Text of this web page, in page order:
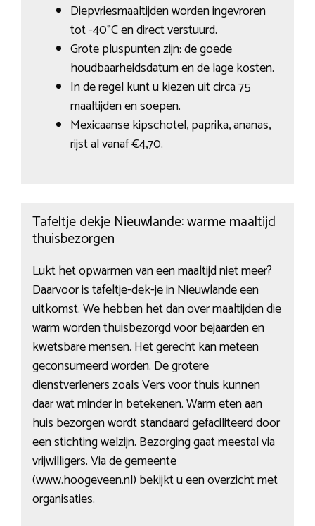
Diepvriesmaaltijden worden ingevroren
tot -40°C en direct verstuurd.
Grote pluspunten zijn: de goede
houdbaarheidsdatum en de lage kosten.
In de regel kunt u kiezen uit circa 75
maaltijden en soepen.
Mexicaanse kipschotel, paprika, ananas,
rijst al vanaf €4,70.
Tafeltje dekje Nieuwlande: warme maaltijd
thuisbezorgen
Lukt het opwarmen van een maaltijd niet meer?
Daarvoor is tafeltje-dek-je in Nieuwlande een
uitkomst. We hebben het dan over maaltijden die
warm worden thuisbezorgd voor bejaarden en
kwetsbare mensen. Het gerecht kan meteen
geconsumeerd worden. De grotere
dienstverleners zoals Vers voor thuis kunnen
daar wat minder in betekenen. Warm eten aan
huis bezorgen wordt standaard gefaciliteerd door
een stichting welzijn. Bezorging gaat meestal via
vrijwilligers. Via de gemeente
(www.hoogeveen.nl) bekijkt u een overzicht met
organisaties.